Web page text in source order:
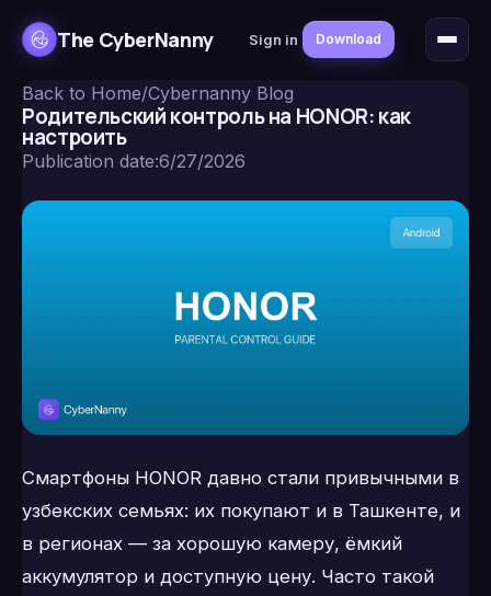
The CyberNanny Sign in Download
Back to Home/Cybernanny Blog
Родительский контроль на HONOR: как
настроить
Publication date:6/27/2026
Смартфоны HONOR давно стали привычными в
узбекских семьях: их покупают и в Ташкенте, и
в регионах — за хорошую камеру, ёмкий
аккумулятор и доступную цену. Часто такой